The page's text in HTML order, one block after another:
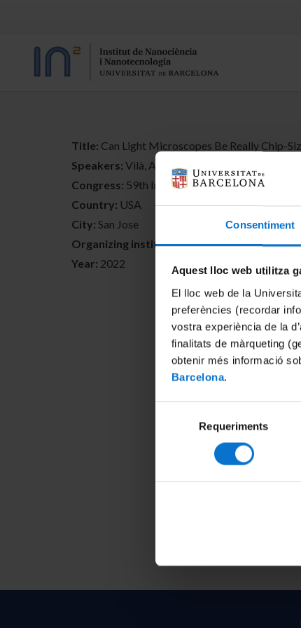
Consentiment
Aquest lloc web utilitza
El lloc web de la
preferències (recordar
vostra experiència de la
finalitats de màrqueting
obtenir més informació
Barcelona.
consentiment
Requeriments
Title: Can Light Microscopes Be Really Chip-
Speakers: Vilà, A.; Moreno, S.; Dieguez, A.
Congress: 59th International Society for
Country: USA
City: San Jose
Organizing institutions:Society for
Year: 2022